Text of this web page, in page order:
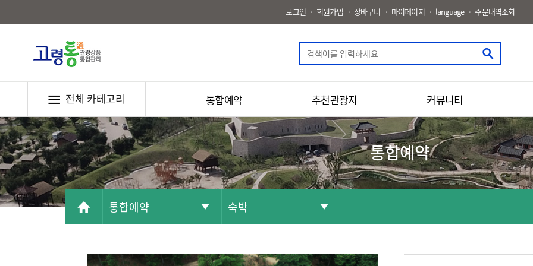
로그인 회원가입 장바구니 마이페이지 language 주문내역조회
전체 카테고리 통합예약 추천관광지 커뮤니티
통합예약
통합예약 숙박